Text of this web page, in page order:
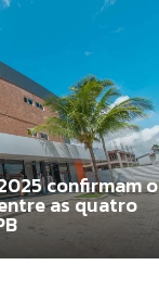
confirmam o
as quatro